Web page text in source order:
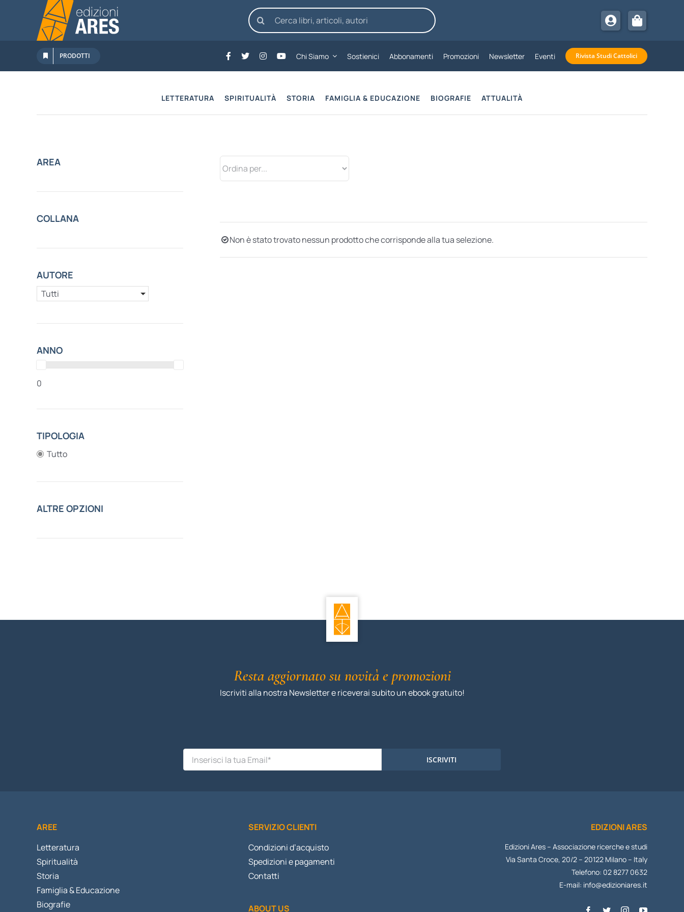
contenuto
Cerca
per:
PRODOTTI Chi Siamo Sostienici Abbonamenti Promozioni Newsletter Eventi Rivista Studi Cattolici
LETTERATURA SPIRITUALITÀ STORIA FAMIGLIA & EDUCAZIONE BIOGRAFIE ATTUALITÀ
Non è stato trovato nessun prodotto che corrisponde alla tua selezione.
AREA
COLLANA
AUTORE
Tutti
ANNO
0
TIPOLOGIA
Tutto
ALTRE OPZIONI
Resta aggiornato su novità e promozioni
Iscriviti alla nostra Newsletter e riceverai subito un ebook gratuito!
ISCRIVITI
AREE
Letteratura
Spiritualità
Storia
Famiglia & Educazione
Biografie
SERVIZIO CLIENTI
Condizioni d’acquisto
Spedizioni e pagamenti
Contatti
ABOUT US
EDIZIONI ARES
Edizioni Ares – Associazione ricerche e studi
Via Santa Croce, 20/2 – 20122 Milano – Italy
Telefono: 02 8277 0632
E-mail: info@edizioniares.it